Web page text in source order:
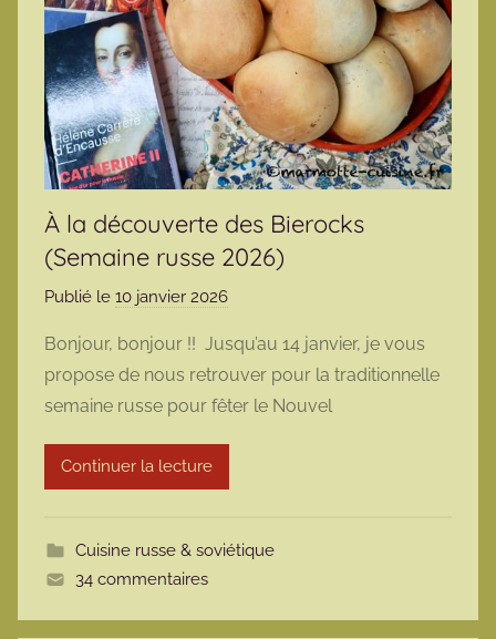
À la découverte des Bierocks
(Semaine russe 2026)
Publié le 10 janvier 2026
r
m
a
r
t
Bonjour, bonjour !! Jusqu’au 14 janvier, je vous
propose de nous retrouver pour la traditionnelle
semaine russe pour fêter le Nouvel
Continuer la lecture
Cuisine russe & soviétique
34 commentaires